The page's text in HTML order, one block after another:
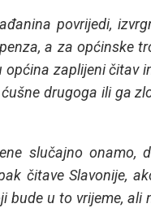
povrijedi,
a za općinske
zaplijeni čitav
drugoga ili ga
slučajno onamo,
čitave Slavonije,
bude u to vrijeme,